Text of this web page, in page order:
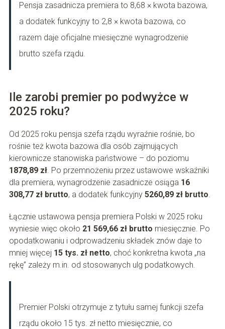
Pensja zasadnicza premiera to 8,68 × kwota bazowa,
a dodatek funkcyjny to 2,8 × kwota bazowa, co
razem daje oficjalne miesięczne wynagrodzenie
brutto szefa rządu.
Ile zarobi premier po podwyżce w
2025 roku?
Od 2025 roku pensja szefa rządu wyraźnie rośnie, bo
rośnie też kwota bazowa dla osób zajmujących
kierownicze stanowiska państwowe – do poziomu
1878,89 zł. Po przemnożeniu przez ustawowe wskaźniki
dla premiera, wynagrodzenie zasadnicze osiąga 16
308,77 zł brutto, a dodatek funkcyjny 5260,89 zł brutto.
Łącznie ustawowa pensja premiera Polski w 2025 roku
wyniesie więc około 21 569,66 zł brutto miesięcznie. Po
opodatkowaniu i odprowadzeniu składek znów daje to
mniej więcej 15 tys. zł netto, choć konkretna kwota „na
rękę” zależy m.in. od stosowanych ulg podatkowych.
Premier Polski otrzymuje z tytułu samej funkcji szefa
rządu około 15 tys. zł netto miesięcznie, co